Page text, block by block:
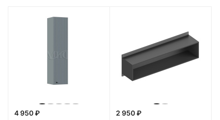
4 950 ₽
2 950 ₽